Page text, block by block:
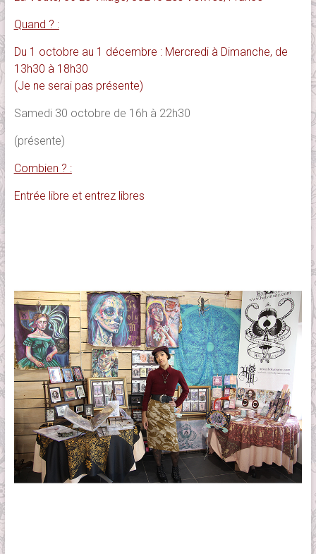
Quand ? :
Du 1 octobre au 1 décembre : Mercredi à Dimanche, de
13h30 à 18h30
(Je ne serai pas présente)
Samedi 30 octobre de 16h à 22h30
(présente)
Combien ? :
Entrée libre et entrez libres